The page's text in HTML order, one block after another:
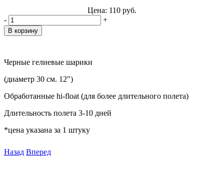
Цена: 110 руб.
-
+
Черные гелиевые шарики
(диаметр 30 см. 12")
Обработанные hi-float (для более длительного полета)
Длительность полета 3-10 дней
*цена указана за 1 штуку
Назад Вперед